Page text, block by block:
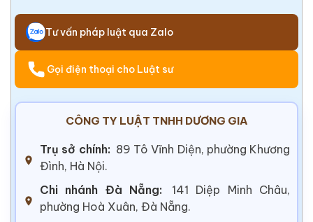
Tư vấn pháp luật qua Zalo
Gọi điện thoại cho Luật sư
CÔNG TY LUẬT TNHH DƯƠNG GIA
Trụ sở chính: 89 Tô Vĩnh Diện, phường Khương
Đình, Hà Nội.
Chi nhánh Đà Nẵng:
141 Diệp Minh Châu,
phường Hoà Xuân, Đà Nẵng.